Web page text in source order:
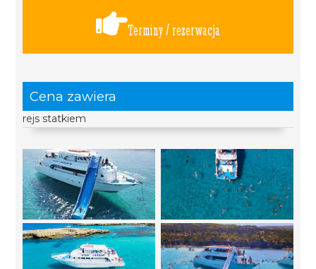
Terminy / rezerwacja
Cena zawiera
rejs statkiem